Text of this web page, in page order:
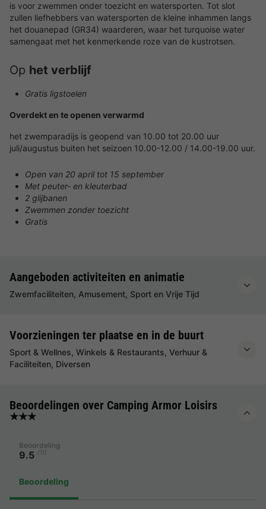
is voor zwemmen onder toezicht en watersporten. Tot slot
zullen liefhebbers van watersporten de kleine inhammen langs
het douanepad (GR34) waarderen, waar het turquoise water
samengaat met het kenmerkende roze van de kustrotsen.
Op het verblijf
Gratis ligstoelen
Overdekt en te openen verwarmd
het zwemparadijs is geopend van 10.00 tot 20.00 uur
juli/augustus buiten het seizoen 10.00-12.00 / 14.00-19.00 uur.
Open van 20 april tot 15 september
Met peuter- en kleuterbad
2 glijbanen
Zwemmen zonder toezicht
Gratis
Aangeboden activiteiten en animatie
Zwemfaciliteiten, Amusement, Sport en Vrije Tijd
Voorzieningen ter plaatse en in de buurt
Sport & Wellnes, Winkels & Restaurants, Verhuur &
Faciliteiten, Diversen
Beoordelingen over Camping Armor Loisirs
★★★
Beoordeling
9.5 /10
Beoordeling